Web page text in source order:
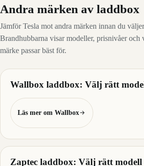
Andra märken av laddbox
Jämför Tesla mot andra märken innan du
Brandhubbarna visar modeller, prisnivåer och
märke passar bäst för.
Wallbox laddbox: Välj rätt
Läs mer om Wallbox
Zaptec laddbox: Välj rätt modell